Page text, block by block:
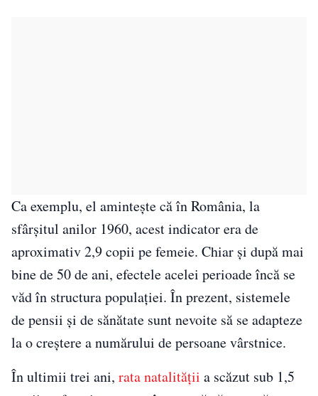
Ca exemplu, el amintește că în România, la
sfârșitul anilor 1960, acest indicator era de
aproximativ 2,9 copii pe femeie. Chiar și după mai
bine de 50 de ani, efectele acelei perioade încă se
văd în structura populației. În prezent, sistemele
de pensii și de sănătate sunt nevoite să se adapteze
la o creștere a numărului de persoane vârstnice.
În ultimii trei ani, rata natalității a scăzut sub 1,5